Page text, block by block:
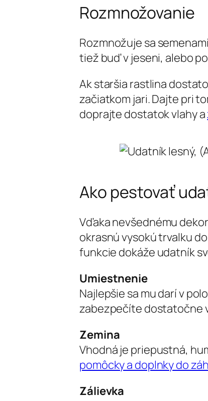
Rozmnožovanie
Rozmnožuje sa
tiež buď v jeseni, alebo
Ak staršia rastlina
začiatkom jari. Dajte pri
doprajte dostatok vlahy a
Ako pestovať
Vďaka nevšednému
okrasnú vysokú trvalku
funkcie dokáže udatník
Umiestnenie
Najlepšie sa mu darí v
zabezpečíte dostatočne
Zemina
Vhodná je priepustná,
pomôcky a doplnky do
Zálievka